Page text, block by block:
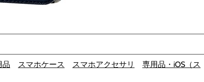
品 スマホケース スマホアクセサリ 専用品・iOS（ス